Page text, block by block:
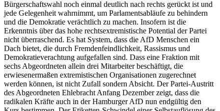
Bürgerschaftswahl noch einmal deutlich nach rechts gerückt ist und
jede Gelegenheit wahrnimmt, um Parlamentsabläufe zu behindern
und die Demokratie verächtlich zu machen. Insofern ist die
Erkenntnis über das hohe rechtsextremistische Potential der Partei
nicht überraschend. Es hat System, dass die AfD Menschen ein
Dach bietet, die durch Fremdenfeindlichkeit, Rassismus und
Demokratieverachtung aufgefallen sind. Dass eine Fraktion mit
sechs Abgeordneten allein drei Mitarbeiter beschäftigt, die
erwiesenermaßen extremistischen Organisationen zugerechnet
werden können, ist nicht Zufall sondern Absicht. Der Partei-Austritt
des Abgeordneten Ehlebracht Anfang Dezember zeigt, dass die
radikalen Kräfte auch in der Hamburger AfD nun endgültig den